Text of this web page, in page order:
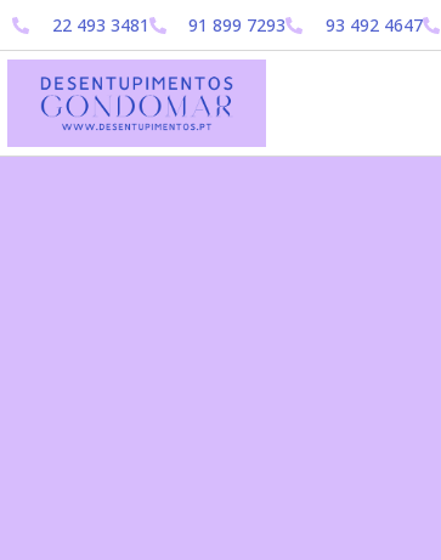
22 493 3481 91 899 7293 93 492 4647